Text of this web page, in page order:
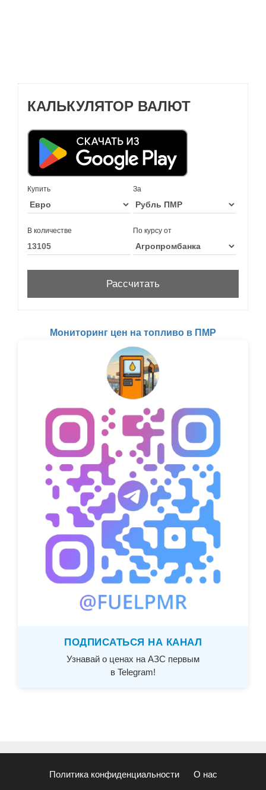
КАЛЬКУЛЯТОР ВАЛЮТ
Купить За
В количестве По курсу от
Мониторинг цен на топливо в ПМР
ПОДПИСАТЬСЯ НА КАНАЛ
Узнавай о ценах на АЗС первым
в Telegram!
Политика конфиденциальности О нас